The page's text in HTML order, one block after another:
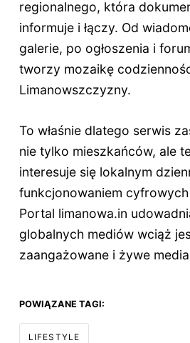
regionalnego, która
informuje i łączy. Od
galerie, po ogłoszenia i
tworzy mozaikę
Limanowszczyzny.
To właśnie dlatego serwis
nie tylko mieszkańców, ale
interesuje się lokalnym
funkcjonowaniem cyfrowych
Portal limanowa.in
globalnych mediów wciąż
zaangażowane i żywe
POWIĄZANE TAGI:
LIFESTYLE